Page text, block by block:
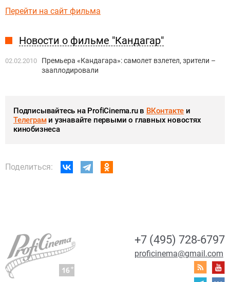
Перейти на сайт фильма
Новости о фильме "Кандагар"
02.02.2010
Премьера «Кандагара»: самолет взлетел, зрители –
зааплодировали
Подписывайтесь на ProfiCinema.ru в ВКонтакте и
Телеграми узнавайте первыми о главных новостях
кинобизнеса
Поделиться:
+7 (495) 728-6797
proficinema@gmail.com